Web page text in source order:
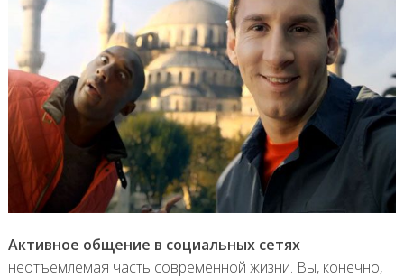
Активное общение в социальных сетях—
неотъемлемая часть современной жизни. Вы, конечно,